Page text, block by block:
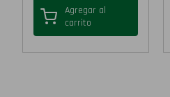
Agregar al
carrito